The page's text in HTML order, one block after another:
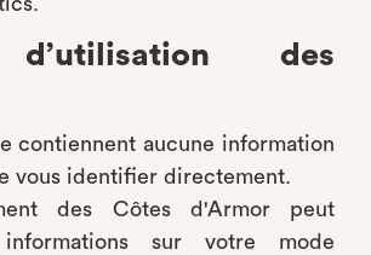
des
contiennent aucune information
vous identifier directement.
des Côtes d'Armor peut
sur votre mode